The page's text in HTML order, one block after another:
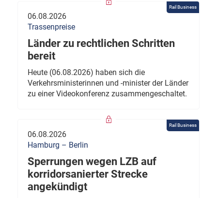
Rail Business
06.08.2026
Trassenpreise
Länder zu rechtlichen Schritten
bereit
Heute (06.08.2026) haben sich die
Verkehrsministerinnen und -minister der Länder
zu einer Videokonferenz zusammengeschaltet.
Rail Business
06.08.2026
Hamburg – Berlin
Sperrungen wegen LZB auf
korridorsanierter Strecke
angekündigt